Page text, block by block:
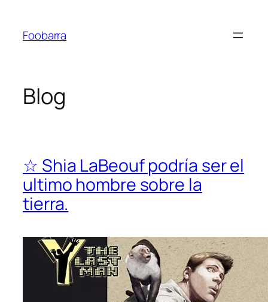
contenido
Foobarra
Blog
☆ Shia LaBeouf podría ser el
ultimo hombre sobre la
tierra.